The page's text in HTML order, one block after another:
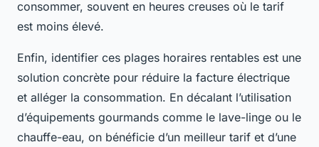
consommer, souvent en heures creuses où le tarif
est moins élevé.
Enfin, identifier ces plages horaires rentables est une
solution concrète pour réduire la facture électrique
et alléger la consommation. En décalant l’utilisation
d’équipements gourmands comme le lave-linge ou le
chauffe-eau, on bénéficie d’un meilleur tarif et d’une